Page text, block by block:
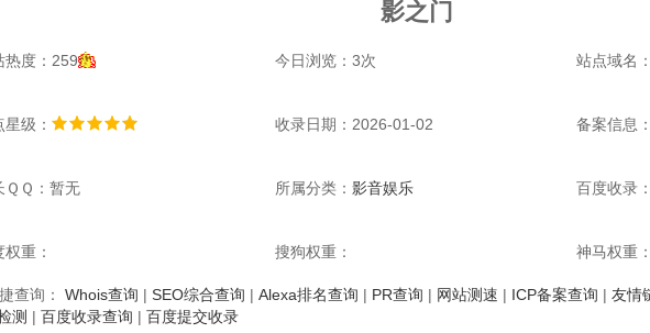
影之门
热度：259 今日浏览：3次 站点域名
级： 收录日期：2026-01-02 备案信息：
ＱＱ：暂无 所属分类：影音娱乐 百度收录：
重： 搜狗权重： 神马权重：
查询： Whois查询 | SEO综合查询 | Alexa排名查询 | PR查询 | 网站测速 | ICP备案查询 | 友情
测 | 百度收录查询 | 百度提交收录